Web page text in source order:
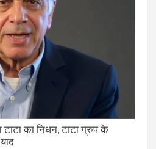
का निधन, टाटा ग्रुप के